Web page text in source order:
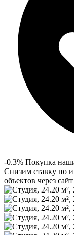
-0.3% Покупка
Снизим ставку по
объектов через сайт